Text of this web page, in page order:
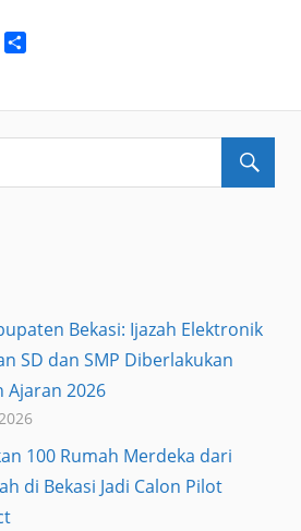
Yahoo
Bekasi: Ijazah Elektronik
SD dan SMP Diberlakukan
Ajaran 2026
100 Rumah Merdeka dari
di Bekasi Jadi Calon Pilot